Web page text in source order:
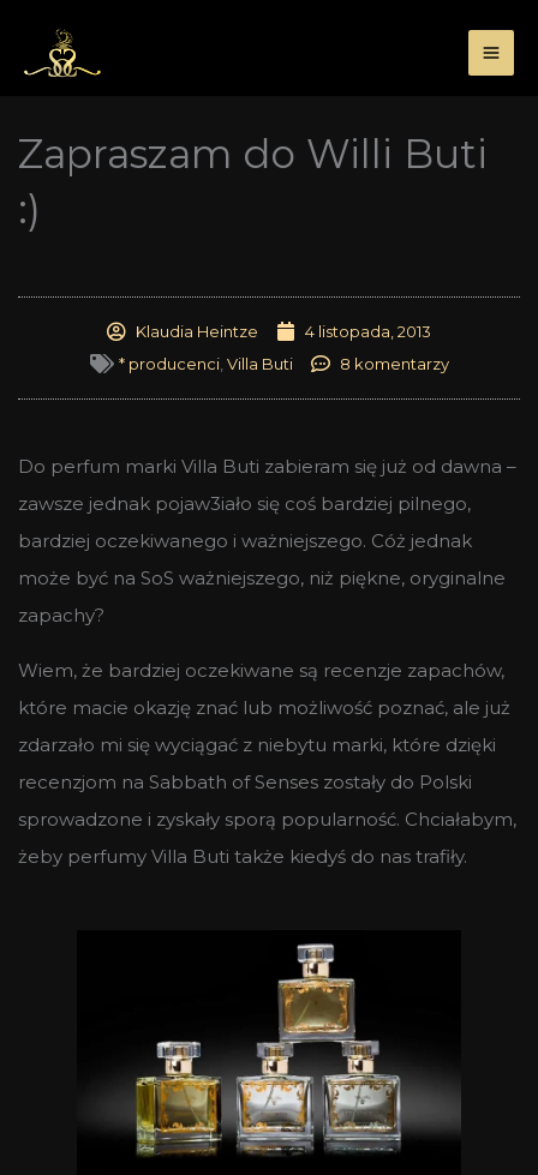
treści
Zapraszam do Willi Buti
:)
Klaudia Heintze
4 listopada, 2013
* producenci, Villa Buti 8 komentarzy
Do perfum marki Villa Buti zabieram się już od dawna –
zawsze jednak pojaw3iało się coś bardziej pilnego,
bardziej oczekiwanego i ważniejszego. Cóż jednak
może być na SoS ważniejszego, niż piękne, oryginalne
zapachy?
Wiem, że bardziej oczekiwane są recenzje zapachów,
które macie okazję znać lub możliwość poznać, ale już
zdarzało mi się wyciągać z niebytu marki, które dzięki
recenzjom na Sabbath of Senses zostały do Polski
sprowadzone i zyskały sporą popularność. Chciałabym,
żeby perfumy Villa Buti także kiedyś do nas trafiły.